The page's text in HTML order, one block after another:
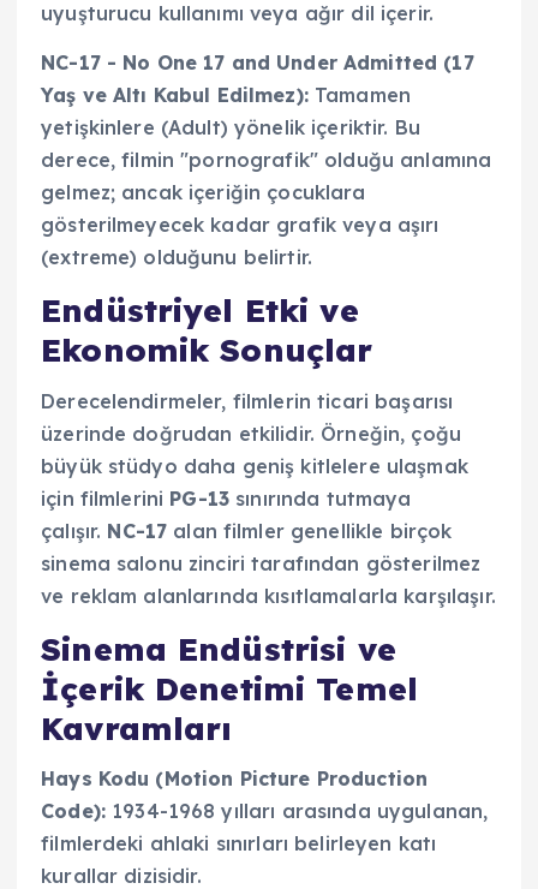
uyuşturucu kullanımı veya ağır dil içerir.
NC-17 - No One 17 and Under Admitted (17
Yaş ve Altı Kabul Edilmez):Tamamen
yetişkinlere (Adult) yönelik içeriktir. Bu
derece, filmin "pornografik" olduğu anlamına
gelmez; ancak içeriğin çocuklara
gösterilmeyecek kadar grafik veya aşırı
(extreme) olduğunu belirtir.
Endüstriyel Etki ve
Ekonomik Sonuçlar
Derecelendirmeler, filmlerin ticari başarısı
üzerinde doğrudan etkilidir. Örneğin, çoğu
büyük stüdyo daha geniş kitlelere ulaşmak
için filmlerini PG-13 sınırında tutmaya
çalışır. NC-17 alan filmler genellikle birçok
sinema salonu zinciri tarafından gösterilmez
ve reklam alanlarında kısıtlamalarla karşılaşır.
Sinema Endüstrisi ve
İçerik Denetimi Temel
Kavramları
Hays Kodu (Motion Picture Production
Code):1934-1968 yılları arasında uygulanan,
filmlerdeki ahlaki sınırları belirleyen katı
kurallar dizisidir.